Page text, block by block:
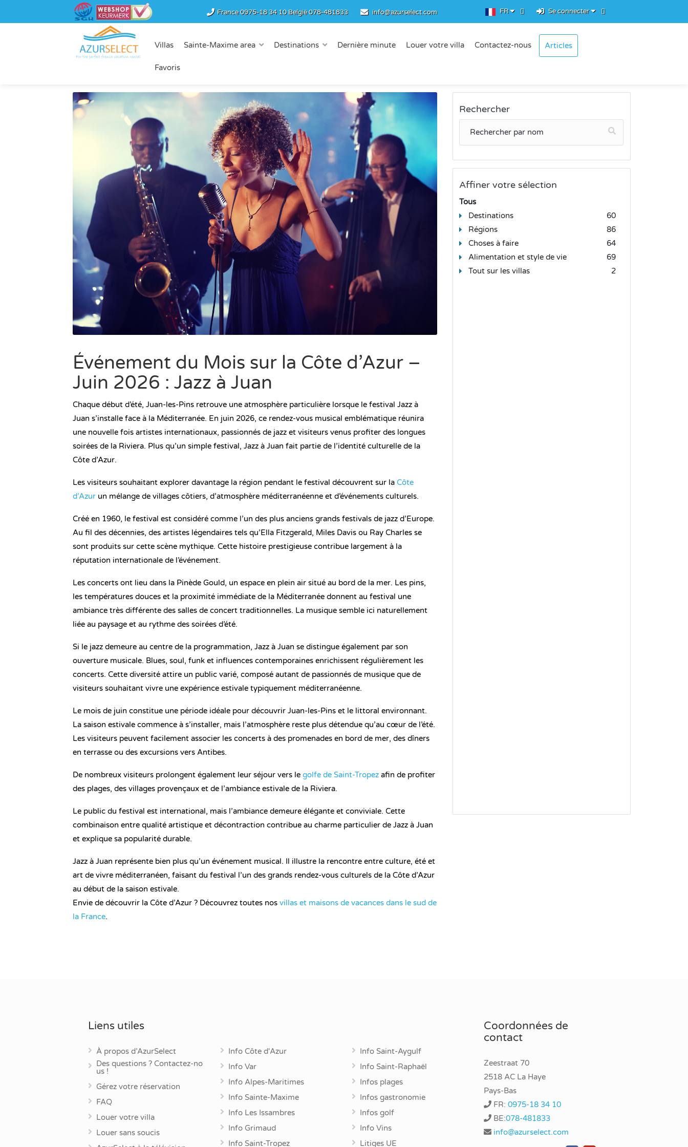
France0975-18 34 10België078-481833 info@azurselect.com FR Se connecter
Villas Sainte-Maxime area Destinations Dernière minute Louer votre villa Contactez-nous Articles
Favoris
Événement du Mois sur la Côte d’Azur –
Juin 2026 : Jazz à Juan
Chaque début d’été, Juan-les-Pins retrouve une atmosphère particulière lorsque le festival Jazz à
Juan s’installe face à la Méditerranée. En juin 2026, ce rendez-vous musical emblématique réunira
une nouvelle fois artistes internationaux, passionnés de jazz et visiteurs venus profiter des longues
soirées de la Riviera. Plus qu’un simple festival, Jazz à Juan fait partie de l’identité culturelle de la
Côte d’Azur.
Les visiteurs souhaitant explorer davantage la région pendant le festival découvrent sur la Côte
d’Azur un mélange de villages côtiers, d’atmosphère méditerranéenne et d’événements culturels.
Créé en 1960, le festival est considéré comme l’un des plus anciens grands festivals de jazz d’Europe.
Au fil des décennies, des artistes légendaires tels qu’Ella Fitzgerald, Miles Davis ou Ray Charles se
sont produits sur cette scène mythique. Cette histoire prestigieuse contribue largement à la
réputation internationale de l’événement.
Les concerts ont lieu dans la Pinède Gould, un espace en plein air situé au bord de la mer. Les pins,
les températures douces et la proximité immédiate de la Méditerranée donnent au festival une
ambiance très différente des salles de concert traditionnelles. La musique semble ici naturellement
liée au paysage et au rythme des soirées d’été.
Si le jazz demeure au centre de la programmation, Jazz à Juan se distingue également par son
ouverture musicale. Blues, soul, funk et influences contemporaines enrichissent régulièrement les
concerts. Cette diversité attire un public varié, composé autant de passionnés de musique que de
visiteurs souhaitant vivre une expérience estivale typiquement méditerranéenne.
Le mois de juin constitue une période idéale pour découvrir Juan-les-Pins et le littoral environnant.
La saison estivale commence à s’installer, mais l’atmosphère reste plus détendue qu’au cœur de l’été.
Les visiteurs peuvent facilement associer les concerts à des promenades en bord de mer, des dîners
en terrasse ou des excursions vers Antibes.
De nombreux visiteurs prolongent également leur séjour vers le golfe de Saint-Tropez afin de profiter
des plages, des villages provençaux et de l’ambiance estivale de la Riviera.
Le public du festival est international, mais l’ambiance demeure élégante et conviviale. Cette
combinaison entre qualité artistique et décontraction contribue au charme particulier de Jazz à Juan
et explique sa popularité durable.
Jazz à Juan représente bien plus qu’un événement musical. Il illustre la rencontre entre culture, été et
art de vivre méditerranéen, faisant du festival l’un des grands rendez-vous culturels de la Côte d’Azur
au début de la saison estivale.
Envie de découvrir la Côte d’Azur ? Découvrez toutes nos villas et maisons de vacances dans le sud de
la France.
Rechercher
Affiner votre sélection
Tous
Destinations
60
Régions
86
Choses à faire
64
Alimentation et style de vie
69
Tout sur les villas
2
Liens utiles
À propos d’AzurSelect
Des questions ? Contactez-no
us !
Gérez votre réservation
FAQ
Louer votre villa
Louer sans soucis
Info Côte d'Azur
Info Var
Info Alpes-Maritimes
Info Sainte-Maxime
Info Les Issambres
Info Grimaud
Info Saint-Tropez
Info Saint-Aygulf
Info Saint-Raphaël
Infos plages
Infos gastronomie
Infos golf
Info Vins
Litiges UE
Coordonnées de
contact
Zeestraat 70
2518 AC La Haye
Pays-Bas
FR: 0975-18 34 10
BE:078-481833
info@azurselect.com